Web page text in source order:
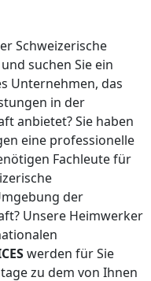
Schweizerische
suchen Sie ein
Unternehmen, das
in der
anbietet? Sie haben
eine professionelle
Fachleute für
der
? Unsere Heimwerker
werden für Sie
zu dem von Ihnen